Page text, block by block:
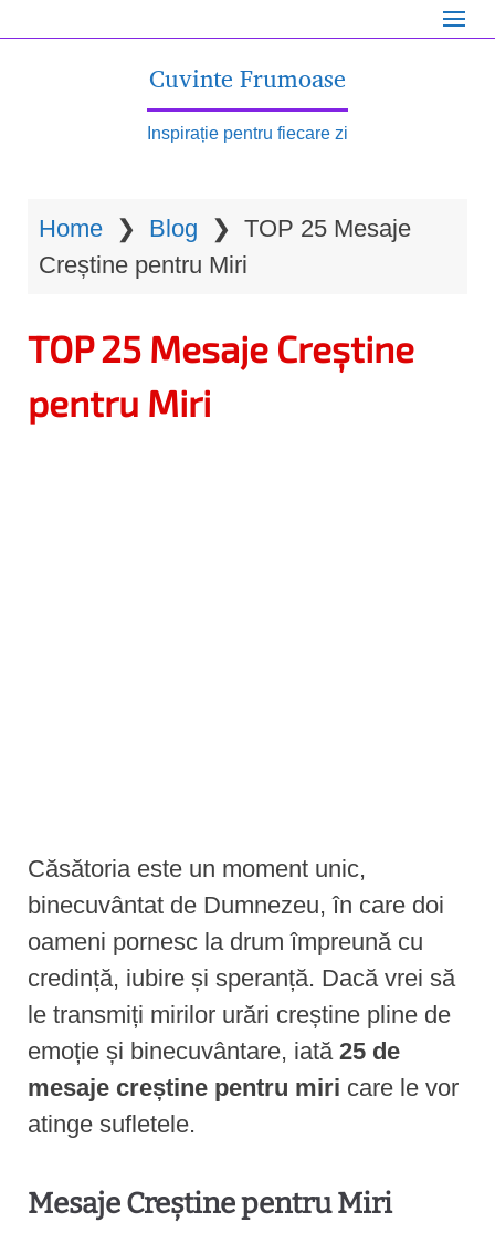
Cuvinte Frumoase
Inspirație pentru fiecare zi
Home ❯ Blog ❯ TOP 25 Mesaje
Creștine pentru Miri
TOP 25 Mesaje Creștine
pentru Miri
Căsătoria este un moment unic,
binecuvântat de Dumnezeu, în care doi
oameni pornesc la drum împreună cu
credință, iubire și speranță. Dacă vrei să
le transmiți mirilor urări creștine pline de
emoție și binecuvântare, iată 25 de
mesaje creștine pentru miri care le vor
atinge sufletele.
Mesaje Creștine pentru Miri